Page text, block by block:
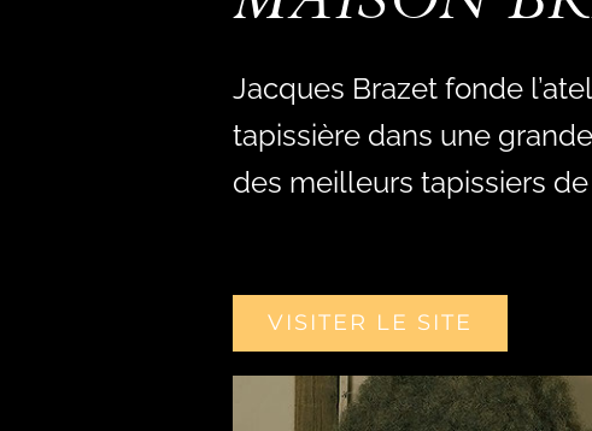
Jacques Brazet fonde
tapissière dans une
des meilleurs tapissiers
VISITER LE SITE